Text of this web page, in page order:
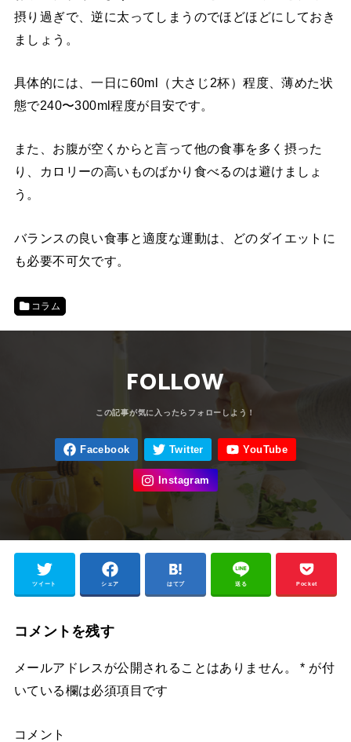
摂り過ぎで、逆に太ってしまうのでほどほどにしておき
ましょう。
具体的には、一日に60ml（大さじ2杯）程度、薄めた状
態で240〜300ml程度が目安です。
また、お腹が空くからと言って他の食事を多く摂った
り、カロリーの高いものばかり食べるのは避けましょ
う。
バランスの良い食事と適度な運動は、どのダイエットに
も必要不可欠です。
コラム
FOLLOW
ツイート シェア はてブ 送る Pocket
コメントを残す
メールアドレスが公開されることはありません。 * が付
いている欄は必須項目です
コメント